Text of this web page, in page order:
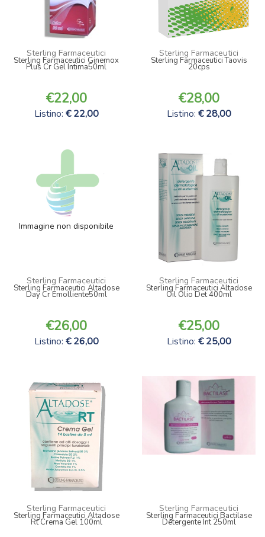
Sterling Farmaceutici
Sterling Farmaceutici Ginemox
Plus Cr Gel Intima50ml
22,00
Listino: 22,00
Sterling Farmaceutici
Sterling Farmaceutici Taovis
20cps
28,00
Listino: 28,00
Immagine non disponibile
Sterling Farmaceutici
Sterling Farmaceutici Altadose
Day Cr Emolliente50ml
26,00
Listino: 26,00
Sterling Farmaceutici
Sterling Farmaceutici Altadose
Oil Olio Det 400ml
25,00
Listino: 25,00
Sterling Farmaceutici
Sterling Farmaceutici Altadose
Rt Crema Gel 100ml
Sterling Farmaceutici
Sterling Farmaceutici Bactilase
Detergente Int 250ml